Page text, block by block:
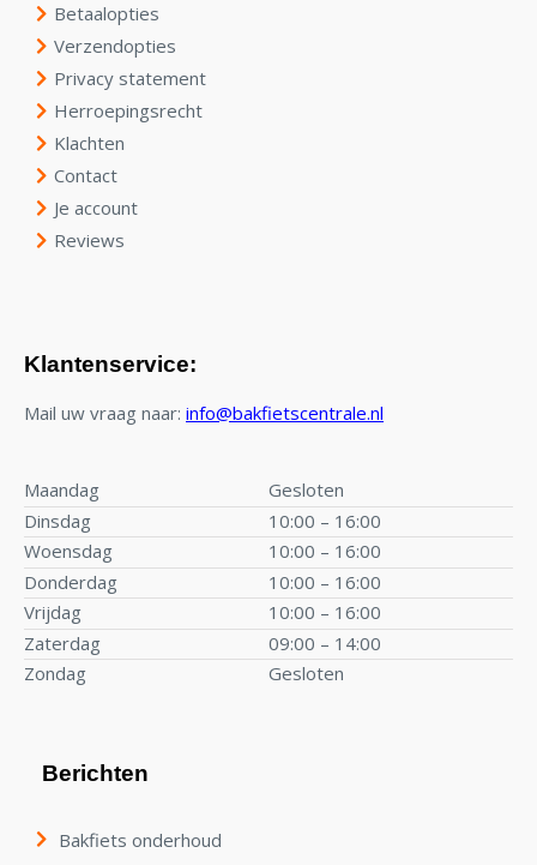
Betaalopties
Verzendopties
Privacy statement
Herroepingsrecht
Klachten
Contact
Je account
Reviews
Klantenservice:
Mail uw vraag naar: info@bakfietscentrale.nl
Maandag
Gesloten
Dinsdag
10:00 – 16:00
Woensdag
10:00 – 16:00
Donderdag
10:00 – 16:00
Vrijdag
10:00 – 16:00
Zaterdag
09:00 – 14:00
Zondag
Gesloten
Berichten
Bakfiets onderhoud